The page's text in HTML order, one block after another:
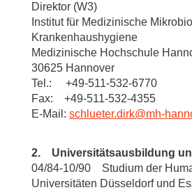
Direktor (W3)
Institut für Medizinische
Krankenhaushygiene
Medizinische Hochschule
30625 Hannover
Tel.: +49-511-532-6770
Fax: +49-511-532-4355
E-Mail: schlueter.dirk@mh-
2. Universitätsausbildung
04/84-10/90 Studium der
Universitäten Düsseldorf und